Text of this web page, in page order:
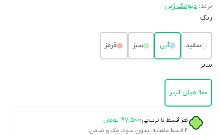
برند: دیوانگ ژین
رنگ
سفید آبی سبز قرمز
سایز
۹۰۰ میلی لیتر
هر قسط با ترب‌پی:۱۹۷٬۵۰۰ تومان
۴ قسط ماهانه. بدون سود، چک و ضامن.